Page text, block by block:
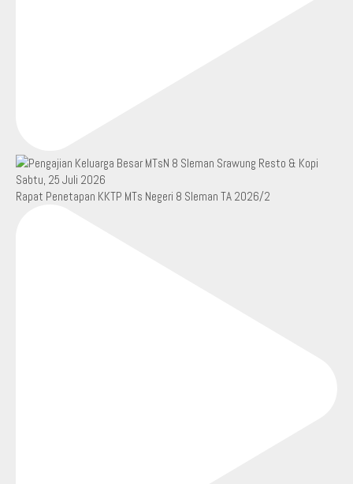
Rapat Penetapan KKTP MTs Negeri 8 Sleman TA 2026/2